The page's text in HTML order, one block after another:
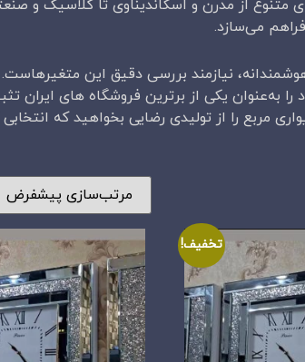
از مدرن و اسکاندیناوی تا کلاسیک و
می‌سازد.
نیازمند بررسی دقیق این متغیرهاست.
به‌عنوان یکی از برترین فروشگاه های ایران
مربع را از تولیدی رضایی بخواهید که انتخابی
تخفیف!